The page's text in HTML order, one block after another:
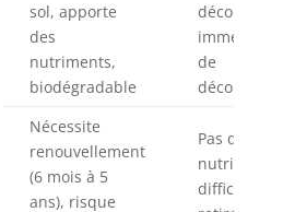
sol, apporte
des
nutriments,
biodégradable
décoratif
immédiat,
de
Nécessite
renouvellement
(6 mois à 5
ans), risque
Pas
nutritif,
difficile à